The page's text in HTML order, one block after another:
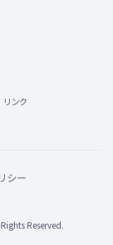
リンク
シー
Reserved.